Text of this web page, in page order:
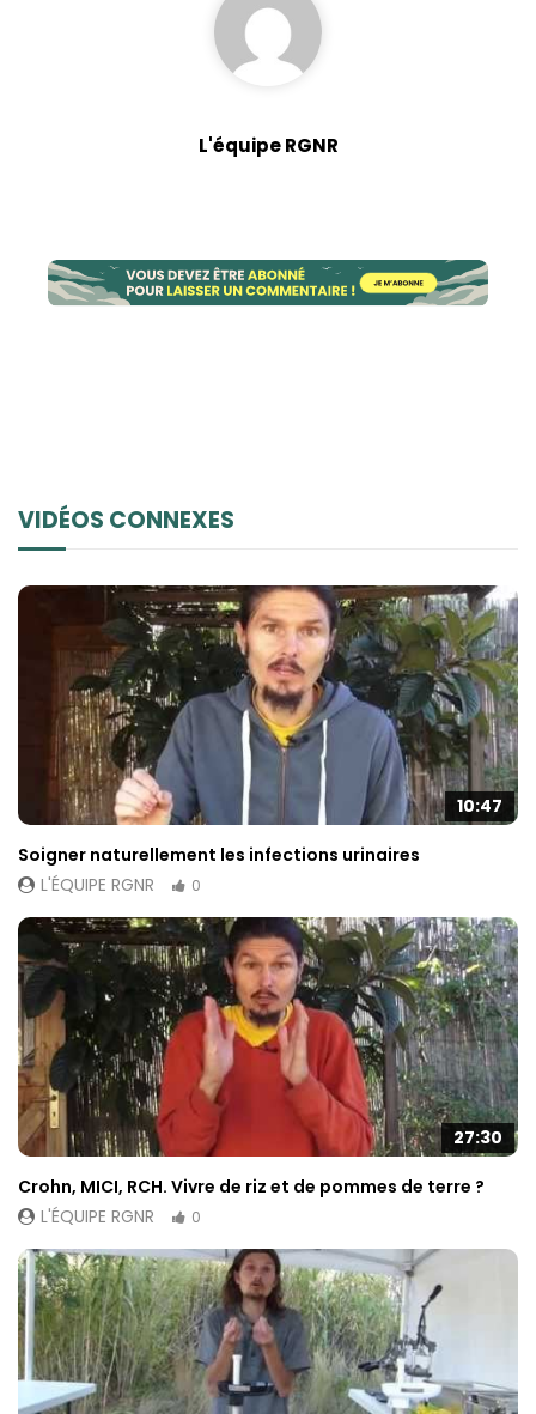
L'équipe RGNR
VIDÉOS CONNEXES
10:47
Soigner naturellement les infections urinaires
L'ÉQUIPE RGNR
0
27:30
Crohn, MICI, RCH. Vivre de riz et de pommes de terre ?
L'ÉQUIPE RGNR
0